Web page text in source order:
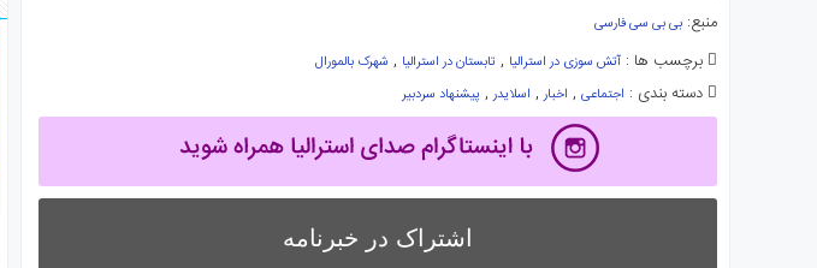
منبع: بی بی سی فارسی
برچسب ها : آتش سوزی در استرالیا , تابستان در استرالیا , شهرک بالمورال
دسته بندی : اجتماعی , اخبار, اسلایدر, پیشنهاد سردبیر
اشتراک در خبرنامه